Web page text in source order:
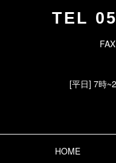
TEL
[平日] 7時
HOME